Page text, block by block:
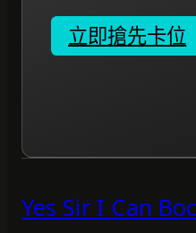
立即搶先卡位
Yes Sir I Can